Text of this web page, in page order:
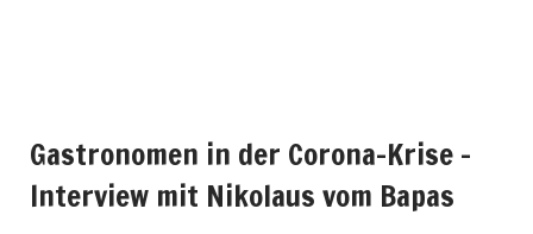
Gastronomen in der Corona-Krise –
Interview mit Nikolaus vom Bapas